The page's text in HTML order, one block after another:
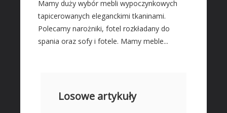
Mamy duży wybór mebli wypoczynkowych
tapicerowanych eleganckimi tkaninami.
Polecamy narożniki, fotel rozkładany do
spania oraz sofy i fotele. Mamy meble...
Losowe artykuły